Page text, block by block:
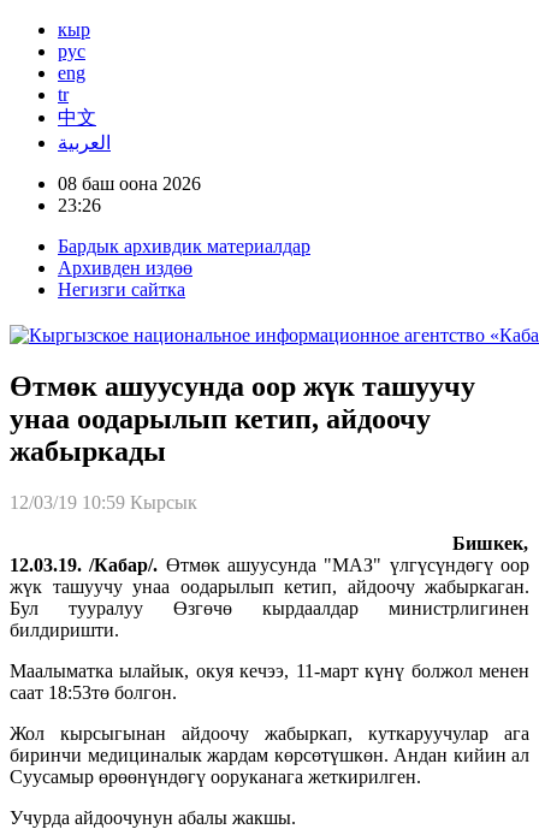
кыр
рус
eng
tr
中文
العربية
08 баш оона 2026
23:26
Бардык архивдик материалдар
Архивден издөө
Негизги сайтка
Өтмөк ашуусунда оор жүк ташуучу
унаа оодарылып кетип, айдоочу
жабыркады
12/03/19 10:59 Кырсык
Бишкек,
12.03.19. /Кабар/. Өтмөк ашуусунда "МАЗ" үлгүсүндөгү оор
жүк ташуучу унаа оодарылып кетип, айдоочу жабыркаган.
Бул тууралуу Өзгөчө кырдаалдар министрлигинен
билдиришти.
Маалыматка ылайык, окуя кечээ, 11-март күнү болжол менен
саат 18:53тө болгон.
Жол кырсыгынан айдоочу жабыркап, куткаруучулар ага
биринчи медициналык жардам көрсөтүшкөн. Андан кийин ал
Суусамыр өрөөнүндөгү ооруканага жеткирилген.
Учурда айдоочунун абалы жакшы.